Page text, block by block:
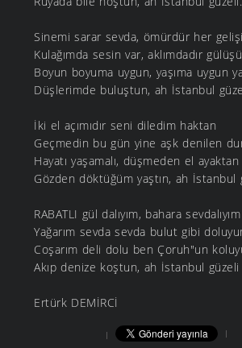
Sinemi sarar sevda, ömürdür her
Kulağımda sesin var, aklımdadır
Boyun boyuma uygun, yaşıma uygun
Düşlerimde buluştun, ah İstanbul
İki el açımıdır seni diledim haktan
Geçmedin bu gün yine aşk denilen
Hayatı yaşamalı, düşmeden el ayaktan
Gözden döktüğüm yaştın, ah İstanbul
RABATLI gül dalıyım, bahara sevdalıyım
Yağarım sevda sevda bulut gibi
Coşarım deli dolu ben Çoruh"un
Akıp denize koştun, ah İstanbul güzeli
Ertürk DEMİRCİ